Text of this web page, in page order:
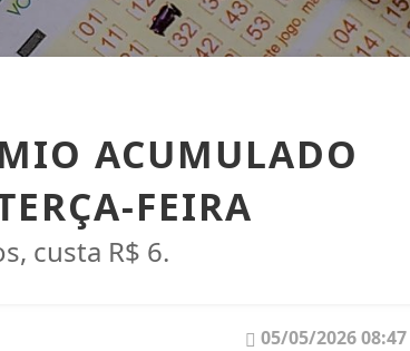
ACUMULADO
FEIRA
custa R$ 6.
05/05/2026 08:47